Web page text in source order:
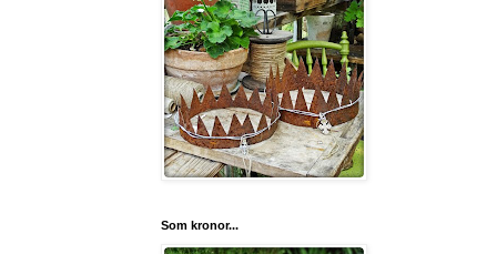
Som kronor...